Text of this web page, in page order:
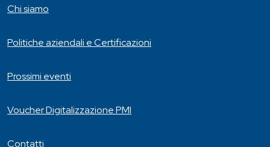
Chi siamo
Politiche aziendali e Certificazioni
Prossimi eventi
Voucher Digitalizzazione PMI
Contatti